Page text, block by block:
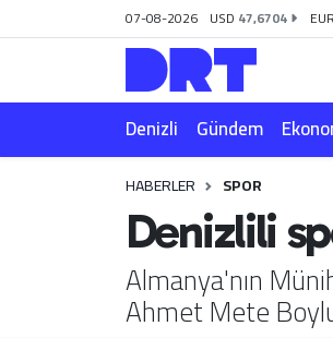
07-08-2026 USD 47,6704 EUR
Denizli Gündem
HABERLER SPOR
Denizlili
Almanya'nın
Ahmet Mete
Gündem
Ekonomi
Hava Durumu
Trafik Durumu
Puan Durumu ve Fikstür
Tüm Manşetler
Son Dakika Haberleri